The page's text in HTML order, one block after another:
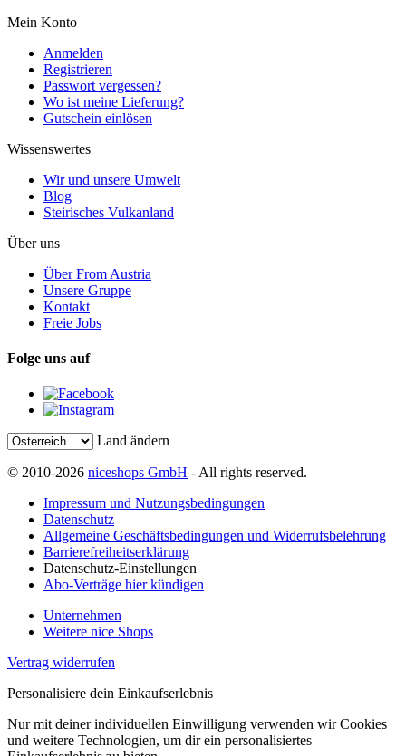
Mein Konto
Anmelden
Registrieren
Passwort vergessen?
Wo ist meine Lieferung?
Gutschein einlösen
Wissenswertes
Wir und unsere Umwelt
Blog
Steirisches Vulkanland
Über uns
Über From Austria
Unsere Gruppe
Kontakt
Freie Jobs
Folge uns auf
Land ändern
© 2010-2026 niceshops GmbH - All rights reserved.
Impressum und Nutzungsbedingungen
Datenschutz
Allgemeine Geschäftsbedingungen und Widerrufsbelehrung
Barrierefreiheitserklärung
Datenschutz-Einstellungen
Abo-Verträge hier kündigen
Unternehmen
Weitere nice Shops
Vertrag widerrufen
Personalisiere dein Einkaufserlebnis
Nur mit deiner individuellen Einwilligung verwenden wir Cookies
und weitere Technologien, um dir ein personalisiertes